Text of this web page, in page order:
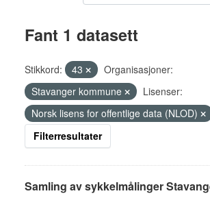
Fant 1 datasett
Stikkord: 43
Organisasjoner:
Stavanger kommune
Lisenser:
Norsk lisens for offentlige data (NLOD)
Filterresultater
Samling av sykkelmålinger